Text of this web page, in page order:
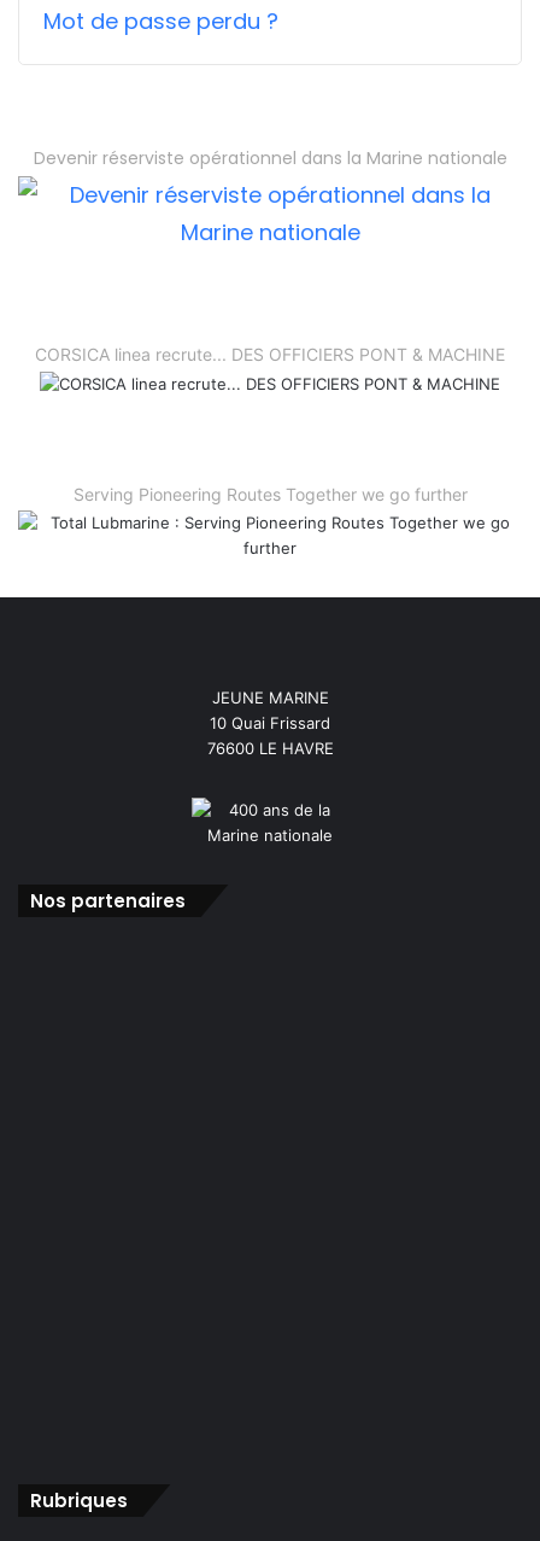
Mot de passe perdu ?
Devenir réserviste opérationnel dans la Marine nationale
CORSICA linea recrute... DES OFFICIERS PONT & MACHINE
Serving Pioneering Routes Together we go further
JEUNE MARINE
10 Quai Frissard
76600 LE HAVRE
Nos partenaires
Rubriques